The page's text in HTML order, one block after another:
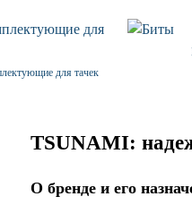
для тачек
TSUNAMI:
О бренде и его